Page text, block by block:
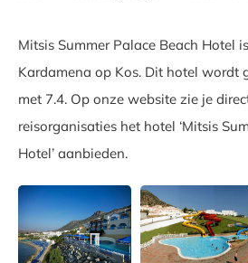
Mitsis Summer Palace Beach Hotel
Kardamena op Kos. Dit hotel wordt
met 7.4. Op onze website zie je
reisorganisaties het hotel ‘Mitsis
Hotel’ aanbieden.